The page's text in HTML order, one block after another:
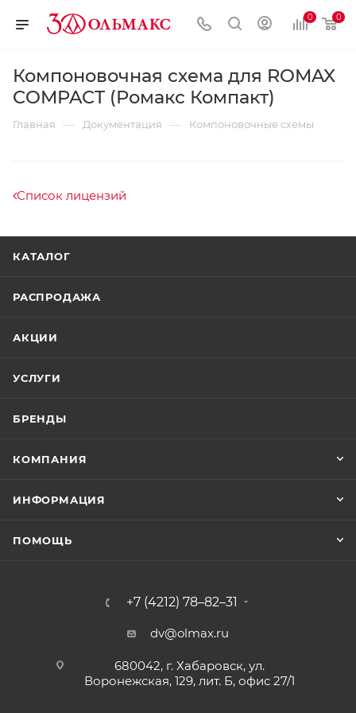
0 0
Компоновочная схема для ROMAX
COMPACT (Ромакс Компакт)
Главная — Документация — Компоновочные схемы
Список лицензий
КАТАЛОГ
РАСПРОДАЖА
АКЦИИ
УСЛУГИ
БРЕНДЫ
КОМПАНИЯ
ИНФОРМАЦИЯ
ПОМОЩЬ
+7 (4212) 78–82–31
dv@olmax.ru
680042, г. Хабаровск, ул.
Воронежская, 129, лит. Б, офис 27/1